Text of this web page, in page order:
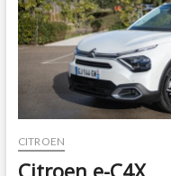
CITROEN